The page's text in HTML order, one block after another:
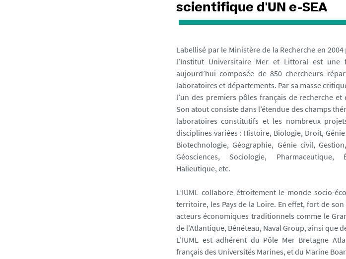
scientifique d'UN e-SEA
Labellisé par le Ministère de la Recherche en 2004
l’Institut Universitaire Mer et Littoral est une
aujourd’hui composée de 850 chercheurs
laboratoires et départements. Par sa masse
l’un des premiers pôles français de recherche
Son atout consiste dans l’étendue des champs
laboratoires constitutifs et les nombreux
disciplines variées : Histoire, Biologie, Droit,
Biotechnologie, Géographie, Génie civil,
Géosciences, Sociologie, Pharmaceutique,
Halieutique, etc.
L’IUML collabore étroitement le monde socio-
territoire, les Pays de la Loire. En effet, fort de
acteurs économiques traditionnels comme le
de l'Atlantique, Bénéteau, Naval Group, ainsi que
L’IUML est adhérent du Pôle Mer Bretagne
français des Universités Marines, et du Marine